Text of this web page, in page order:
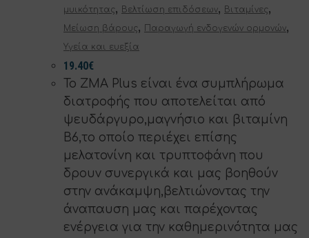
μυικότητας, Βελτίωση επιδόσεων, Βιταμίνες,
Μείωση βάρους, Παραγωγή ενδογενών ορμονών,
Υγεία και ευεξία
19.40€
Το ZMA Plus είναι ένα συμπλήρωμα
διατροφής που αποτελείται από
ψευδάργυρο,μαγνήσιο και βιταμίνη
Β6,το οποίο περιέχει επίσης
μελατονίνη και τρυπτοφάνη που
δρουν συνεργικά και μας βοηθούν
στην ανάκαμψη,βελτιώνοντας την
άναπαυση μας και παρέχοντας
ενέργεια για την καθημερινότητα μας